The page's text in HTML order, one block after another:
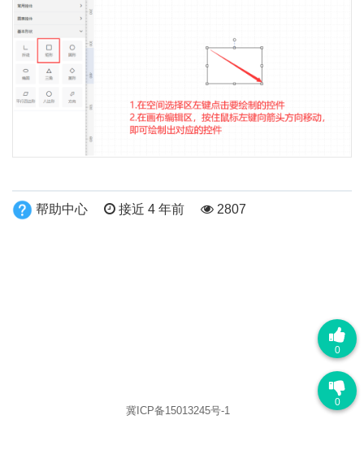
帮助中心 接近 4 年前 2807
冀ICP备15013245号-1
0
0